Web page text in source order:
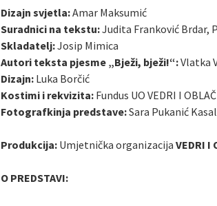
Dizajn svjetla:Amar Maksumić
Suradnici na tekstu:Judita Franković Brdar,
Skladatelj:Josip Mimica
Autori teksta pjesme „Bježi, bježi!“:Vlatka
Dizajn: Luka Borčić
Kostimi i rekvizita: Fundus UO VEDRI I
Fotografkinja predstave:Sara Pukanić
Produkcija: Umjetnička organizacija VEDRI I
O PREDSTAVI: